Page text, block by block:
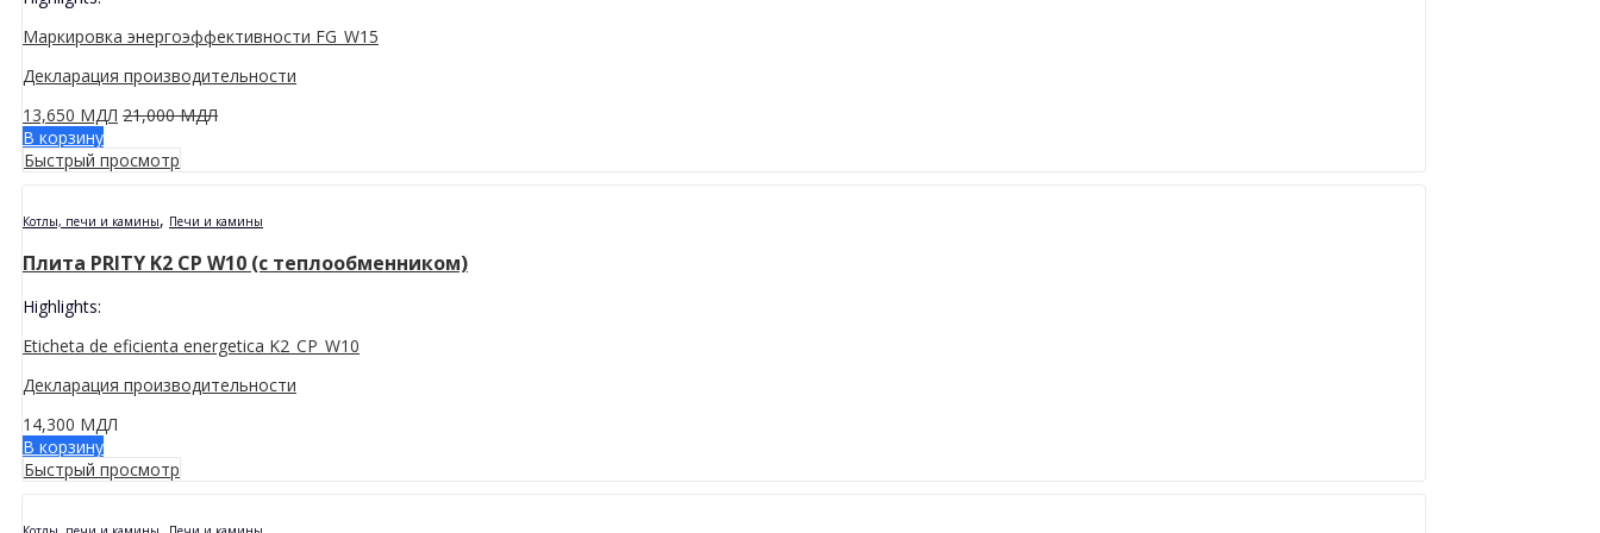
Маркировка энергоэффективности FG_W15
Декларация производительности
13,650 МДЛ 21,000МДЛ
В корзину
Быстрый просмотр
Котлы, печи и камины, Печи и камины
Плита PRITY K2 CP W10 (с теплообменником)
Highlights:
Eticheta de eficienta energetica K2_CP_W10
Декларация производительности
14,300 МДЛ
В корзину
Быстрый просмотр